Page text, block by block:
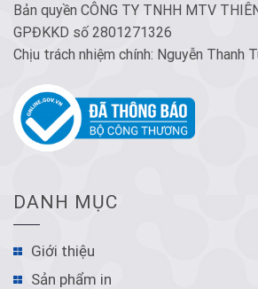
Bản quyền CÔNG TY TNHH MTV
GPĐKKD số 2801271326
Chịu trách nhiệm chính: Nguyễn Thanh
DANH MỤC
Giới thiệu
Sản phẩm in